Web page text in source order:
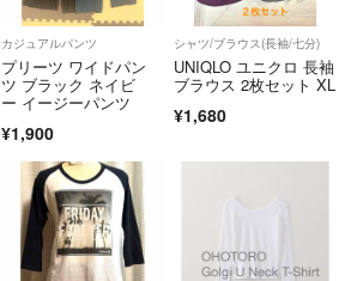
カジュアルパンツ
プリーツ ワイドパン
ツ ブラック ネイビ
ー イージーパンツ
¥1,900
シャツ/ブラウス(長袖/七分)
UNIQLO ユニクロ 長袖
ブラウス 2枚セット XL
¥1,680